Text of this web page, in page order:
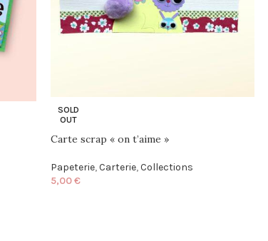
SOLD
OUT
Carte scrap « on t’aime »
Papeterie,Carterie,Collections
5,00€